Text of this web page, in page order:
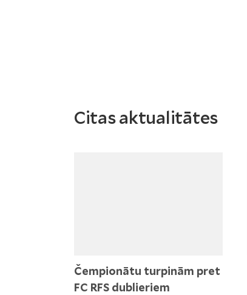
Citas aktualitātes
Čempionātu turpinām pret
FC RFS dublieriem